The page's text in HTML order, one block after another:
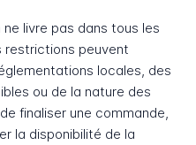
livre pas dans tous les
restrictions peuvent
locales, des
ou de la nature des
finaliser une commande,
la disponibilité de la